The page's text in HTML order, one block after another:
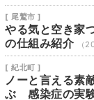
[ 尾鷲市 ]
やる気と空き家
の仕組み紹介
（
[ 紀北町 ]
ノーと言える
ぶ 感染症の実